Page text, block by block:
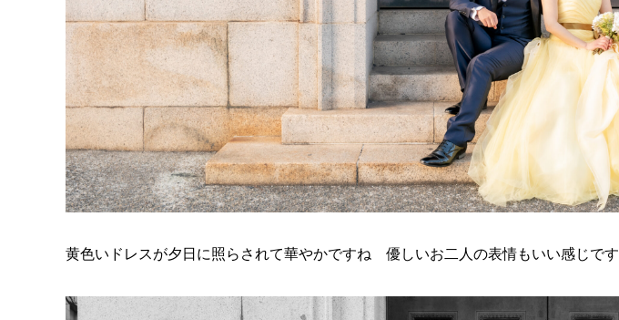
黄色いドレスが夕日に照らされて華やかですね 優しいお二人の表情もいい感じです